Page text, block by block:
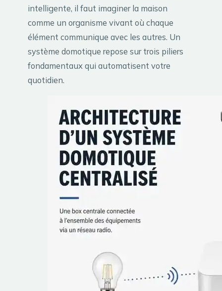
intelligente, il faut imaginer la maison
comme un organisme vivant où chaque
élément communique avec les autres. Un
système domotique repose sur trois piliers
fondamentaux qui automatisent votre
quotidien.